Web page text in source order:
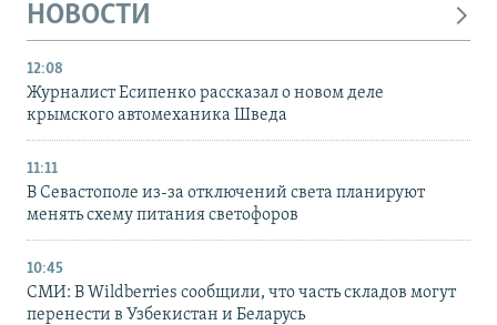
НОВОСТИ
12:08
Журналист Есипенко рассказал о новом деле
крымского автомеханика Шведа
11:11
В Севастополе из-за отключений света планируют
менять схему питания светофоров
10:45
СМИ: В Wildberries сообщили, что часть складов могут
перенести в Узбекистан и Беларусь